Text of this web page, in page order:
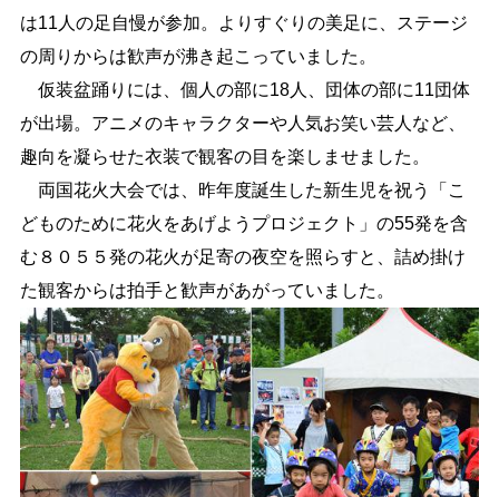
リセット
language
閉じる
は11人の足自慢が参加。よりすぐりの美足に、ステージ
の周りからは歓声が沸き起こっていました。
仮装盆踊りには、個人の部に18人、団体の部に11団体
が出場。アニメのキャラクターや人気お笑い芸人など、
趣向を凝らせた衣装で観客の目を楽しませました。
両国花火大会では、昨年度誕生した新生児を祝う「こ
どものために花火をあげようプロジェクト」の55発を含
む８０５５発の花火が足寄の夜空を照らすと、詰め掛け
た観客からは拍手と歓声があがっていました。